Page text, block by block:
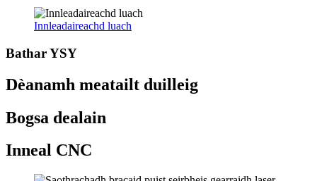
Innleadaireachd luach
Bathar YSY
Dèanamh meatailt duilleig
Bogsa dealain
Inneal CNC